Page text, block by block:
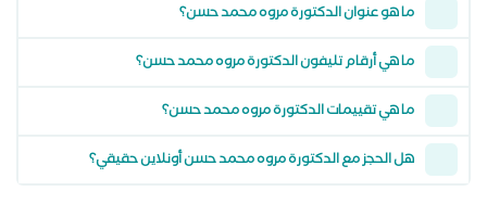
ما هو عنوان الدكتورة مروه محمد حسن؟
ما هي أرقام تليفون الدكتورة مروه محمد حسن؟
ما هي تقييمات الدكتورة مروه محمد حسن؟
هل الحجز مع الدكتورة مروه محمد حسن أونلاين حقيقي؟